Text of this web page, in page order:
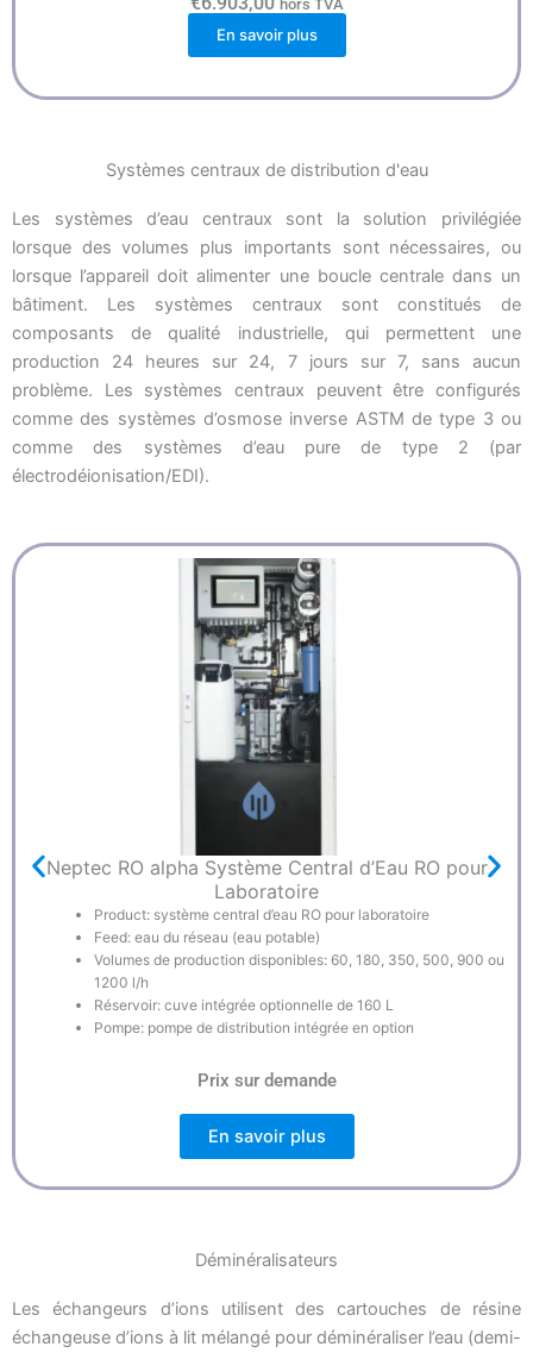
hors TVA
En savoir plus
Systèmes centraux de distribution d'eau
Les systèmes d’eau centraux sont la solution privilégiée
lorsque des volumes plus importants sont nécessaires, ou
lorsque l’appareil doit alimenter une boucle centrale dans un
bâtiment. Les systèmes centraux sont constitués de
composants de qualité industrielle, qui permettent une
production 24 heures sur 24, 7 jours sur 7, sans aucun
problème. Les systèmes centraux peuvent être configurés
comme des systèmes d’osmose inverse ASTM de type 3 ou
comme des systèmes d’eau pure de type 2 (par
électrodéionisation/EDI).
Neptec RO alpha Système Central d’Eau RO pour
Laboratoire
Product: système central d’eau RO pour laboratoire
Feed: eau du réseau (eau potable)
Volumes de production disponibles: 60, 180, 350, 500, 900 ou
1200 l/h
Réservoir: cuve intégrée optionnelle de 160 L
Pompe: pompe de distribution intégrée en option
Prix sur demande
En savoir plus
Déminéralisateurs
Les échangeurs d’ions utilisent des cartouches de résine
échangeuse d’ions à lit mélangé pour déminéraliser l’eau (demi-